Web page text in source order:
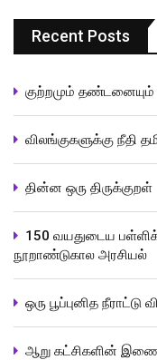
Recent Posts
குற்றமும் தண்டனையும்
விலங்குகளுக்கு நீதி
தின்ன ஒரு திருக்குறள்
150 வயதுடைய
நூறாண்டுகால அரசியல்
ஒரு பூப்புனித நீராட்டு
ஆறு கட்சிகளின்